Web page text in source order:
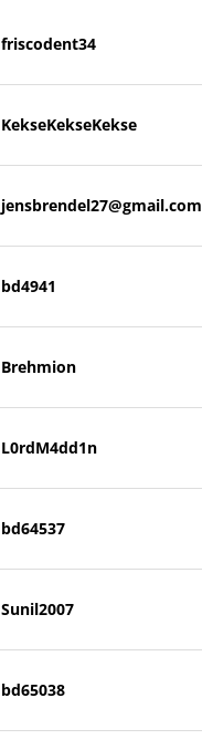
friscodent34
KekseKekseKekse
jensbrendel27@gmail.com
bd4941
Brehmion
L0rdM4dd1n
bd64537
Sunil2007
bd65038